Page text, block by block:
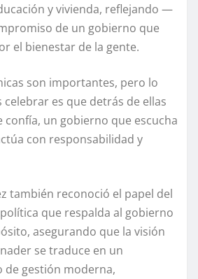
y vivienda, reflejando —
de un gobierno que
el bienestar de la gente.
son importantes, pero lo
celebrar es que detrás de ellas
confía, un gobierno que escucha
con responsabilidad y
también reconoció el papel del
que respalda al gobierno
asegurando que la visión
se traduce en un
gestión moderna,